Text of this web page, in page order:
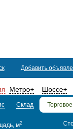
Добавить
Метро+ Шоссе+
м2
Склад